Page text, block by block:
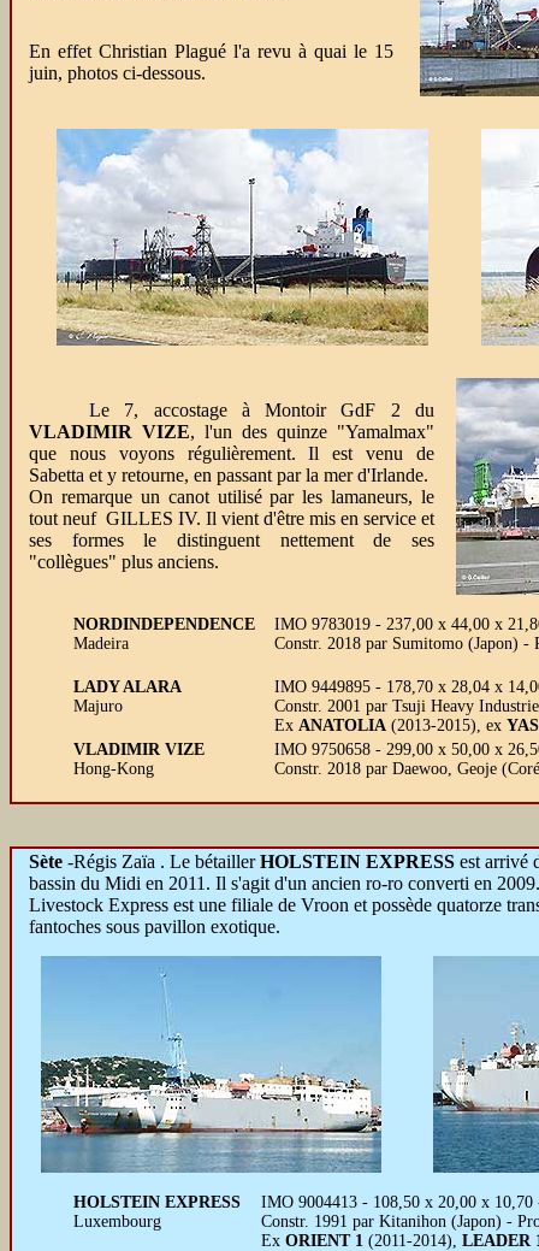
En effet Christian Plagué l'a revu à quai le 15
juin, photos ci-dessous.
Le 7, accostage à Montoir GdF 2 du
VLADIMIR VIZE, l'un des quinze "Yamalmax"
que nous voyons régulièrement. Il est venu de
Sabetta et y retourne, en passant par la mer d'Irlande.
On remarque un canot utilisé par les lamaneurs, le
tout neuf GILLES IV. Il vient d'être mis en service et
ses formes le distinguent nettement de ses
"collègues" plus anciens.
NORDINDEPENDENCE
Madeira
IMO 9783019 - 237,00 x 44,00 x
Constr. 2018 par Sumitomo (Japon) -
LADY ALARA
Majuro
IMO 9449895 - 178,70 x 28,04 x
Constr. 2001 par Tsuji Heavy
Ex ANATOLIA (2013-2015), ex
VLADIMIR VIZE
Hong-Kong
IMO 9750658 - 299,00 x 50,00 x
Constr. 2018 par Daewoo, Geoje
Sète -Régis Zaïa . Le bétaillerHOLSTEIN EXPRESS est arrivé
bassin du Midi en 2011. Il s'agit d'un ancien ro-ro converti en
Livestock Express est une filiale de Vroon et possède quatorze
fantoches sous pavillon exotique.
HOLSTEIN EXPRESS
Luxembourg
IMO 9004413 - 108,50 x 20,00 x
Constr. 1991 par Kitanihon (Japon) -
Ex ORIENT 1 (2011-2014), LEADER